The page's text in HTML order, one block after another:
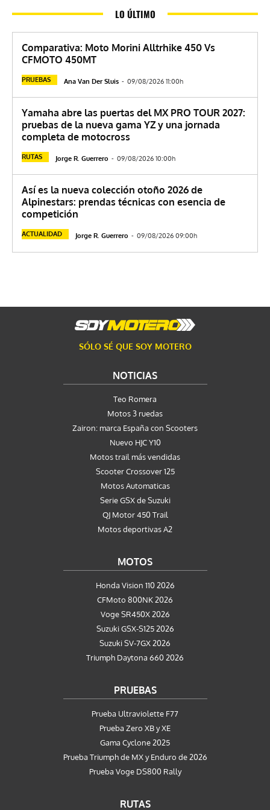
LO ÚLTIMO
Comparativa: Moto Morini Alltrhike 450 Vs
CFMOTO 450MT
PRUEBAS Ana Van Der Sluis - 09/08/2026 11:00h
Yamaha abre las puertas del MX PRO TOUR 2027:
pruebas de la nueva gama YZ y una jornada
completa de motocross
RUTAS Jorge R. Guerrero - 09/08/2026 10:00h
Así es la nueva colección otoño 2026 de
Alpinestars: prendas técnicas con esencia de
competición
ACTUALIDAD Jorge R. Guerrero - 09/08/2026 09:00h
SÓLO SÉ QUE SOY MOTERO
NOTICIAS
Teo Romera
Motos 3 ruedas
Zairon: marca España con Scooters
Nuevo HJC Y10
Motos trail más vendidas
Scooter Crossover 125
Motos Automaticas
Serie GSX de Suzuki
QJ Motor 450 Trail
Motos deportivas A2
MOTOS
Honda Vision 110 2026
CFMoto 800NK 2026
Voge SR450X 2026
Suzuki GSX-S125 2026
Suzuki SV-7GX 2026
Triumph Daytona 660 2026
PRUEBAS
Prueba Ultraviolette F77
Prueba Zero XB y XE
Gama Cyclone 2025
Prueba Triumph de MX y Enduro de 2026
Prueba Voge DS800 Rally
RUTAS